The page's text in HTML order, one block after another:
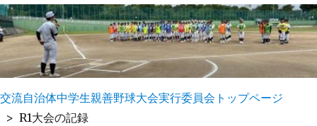
交流自治体中学生親善野球大会実行委員会トップページ
R1大会の記録